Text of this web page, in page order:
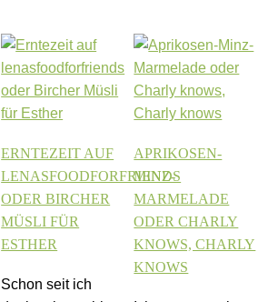
ERNTEZEIT AUF
LENASFOODFORFRIENDS
ODER BIRCHER
MÜSLI FÜR
ESTHER
Schon seit ich
APRIKOSEN-
MINZ-
MARMELADE
ODER CHARLY
KNOWS, CHARLY
KNOWS